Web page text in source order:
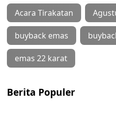
Acara Tirakatan
buyback emas
emas 22 karat
Berita Populer